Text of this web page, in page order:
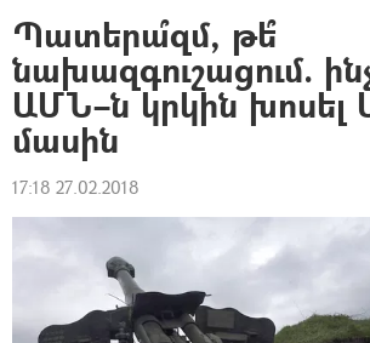
Պատերա՞զմ, թե՞
նախազգուշացում.
ԱՄՆ–ն կրկին
մասին
17:18 27.02.2018